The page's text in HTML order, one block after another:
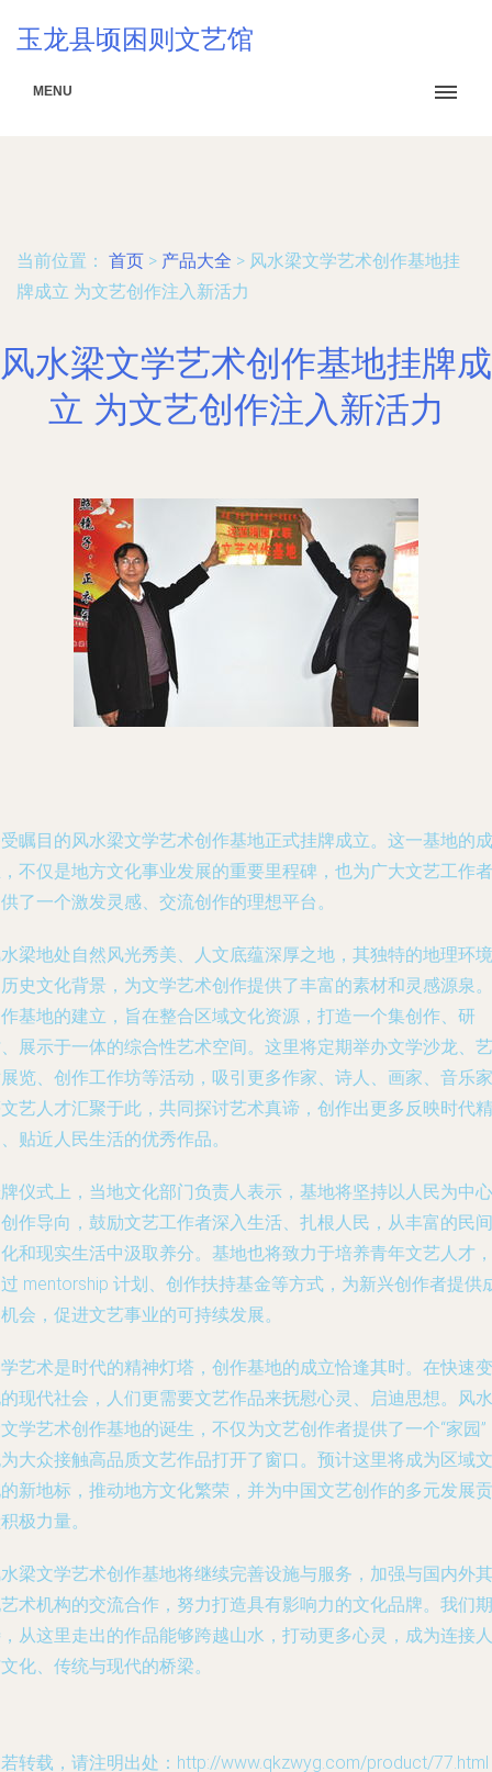
玉龙县顷困则文艺馆
MENU
当前位置： 首页 > 产品大全 > 风水梁文学艺术创作基地挂
牌成立 为文艺创作注入新活力
风水梁文学艺术创作基地挂牌成
立 为文艺创作注入新活力
瞩目的风水梁文学艺术创作基地正式挂牌成立。这一基地的成
不仅是地方文化事业发展的重要里程碑，也为广大文艺工作者
了一个激发灵感、交流创作的理想平台。
梁地处自然风光秀美、人文底蕴深厚之地，其独特的地理环境
史文化背景，为文学艺术创作提供了丰富的素材和灵感源泉。
基地的建立，旨在整合区域文化资源，打造一个集创作、研
展示于一体的综合性艺术空间。这里将定期举办文学沙龙、艺
览、创作工作坊等活动，吸引更多作家、诗人、画家、音乐家
艺人才汇聚于此，共同探讨艺术真谛，创作出更多反映时代精
贴近人民生活的优秀作品。
仪式上，当地文化部门负责人表示，基地将坚持以人民为中心
作导向，鼓励文艺工作者深入生活、扎根人民，从丰富的民间
和现实生活中汲取养分。基地也将致力于培养青年文艺人才，
mentorship 计划、创作扶持基金等方式，为新兴创作者提供
会，促进文艺事业的可持续发展。
艺术是时代的精神灯塔，创作基地的成立恰逢其时。在快速变
现代社会，人们更需要文艺作品来抚慰心灵、启迪思想。风水
学艺术创作基地的诞生，不仅为文艺创作者提供了一个“家园”
大众接触高品质文艺作品打开了窗口。预计这里将成为区域文
新地标，推动地方文化繁荣，并为中国文艺创作的多元发展贡
极力量。
梁文学艺术创作基地将继续完善设施与服务，加强与国内外其
术机构的交流合作，努力打造具有影响力的文化品牌。我们期
从这里走出的作品能够跨越山水，打动更多心灵，成为连接人
化、传统与现代的桥梁。
转载，请注明出处：http://www.qkzwyg.com/product/77.html